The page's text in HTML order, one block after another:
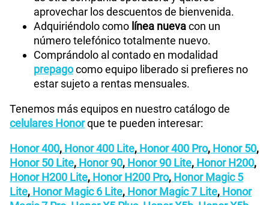
aprovechar los descuentos de bienvenida.
Adquiriéndolo como línea nuevacon un
número telefónico totalmente nuevo.
Comprándolo al contado en modalidad
prepagocomo equipo liberado si prefieres no
estar sujeto a rentas mensuales.
Tenemos más equipos en nuestro catálogo de
celulares Honorque te pueden interesar:
Honor 400, Honor 400 Lite, Honor 400 Pro, Honor 50,
Honor 50 Lite, Honor 90, Honor 90 Lite, Honor H200,
Honor H200 Lite, Honor H200 Pro, Honor Magic 5
Lite, Honor Magic 6 Lite, Honor Magic 7 Lite, Honor